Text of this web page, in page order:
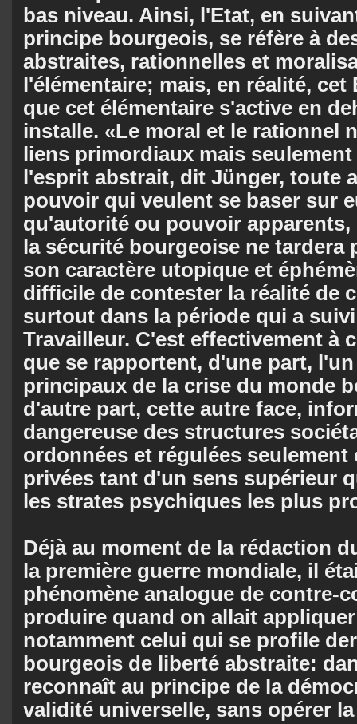
bas niveau. Ainsi, l'Etat, en
principe bourgeois, se réfère à
abstraites, rationnelles et
l'élémentaire; mais, en réalité, cet
que cet élémentaire s'active en
installe. «Le moral et le rationnel
liens primordiaux mais
l'esprit abstrait, dit Jünger, toute
pouvoir qui veulent se baser sur
qu'autorité ou pouvoir apparents,
la sécurité bourgeoise ne tardera
son caractère utopique et
difficile de contester la réalité de
surtout dans la période qui a
Travailleur. C'est effectivement à
que se rapportent, d'une part,
principaux de la crise du monde
d'autre part, cette autre face,
dangereuse des structures
ordonnées et régulées seulement
privées tant d'un sens supérieur
les strates psychiques les plus
Déjà au moment de la rédaction
la première guerre mondiale, il
phénomène analogue de contre-
produire quand on allait
notamment celui qui se profile
bourgeois de liberté abstraite:
reconnaît au principe de la
validité universelle, sans opérer